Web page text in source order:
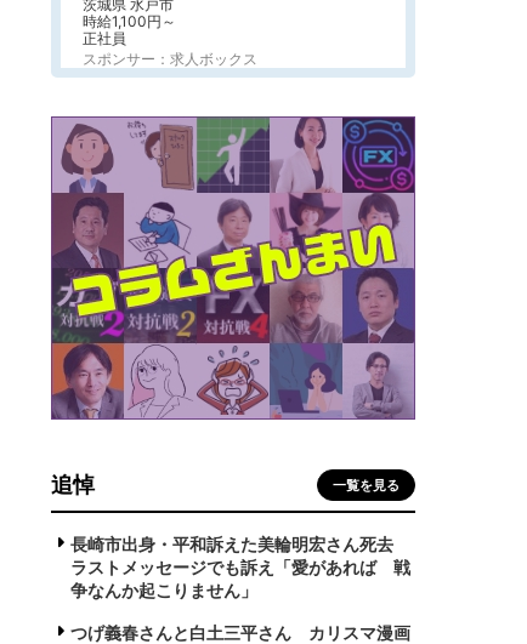
茨城県 水戸市
時給1,100円～
正社員
スポンサー：求人ボックス
追悼 一覧を見る
長崎市出身・平和訴えた美輪明宏さん死去
ラストメッセージでも訴え「愛があれば 戦
争なんか起こりません」
つげ義春さんと白土三平さん カリスマ漫画